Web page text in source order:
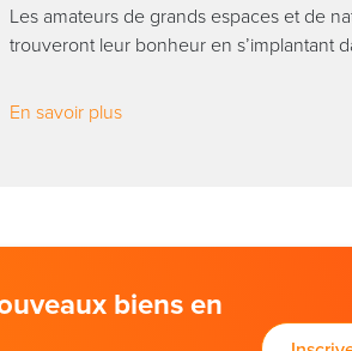
Les amateurs de grands espaces et de
trouveront leur bonheur en s’implantant
En savoir plus
biens en